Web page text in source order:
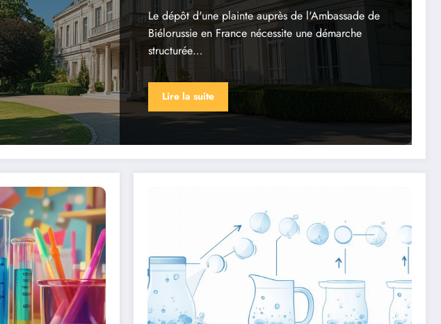
Le dépôt d'une plainte auprès de l'Ambassade de
Biélorussie en France nécessite une démarche
structurée…
Lire la suite